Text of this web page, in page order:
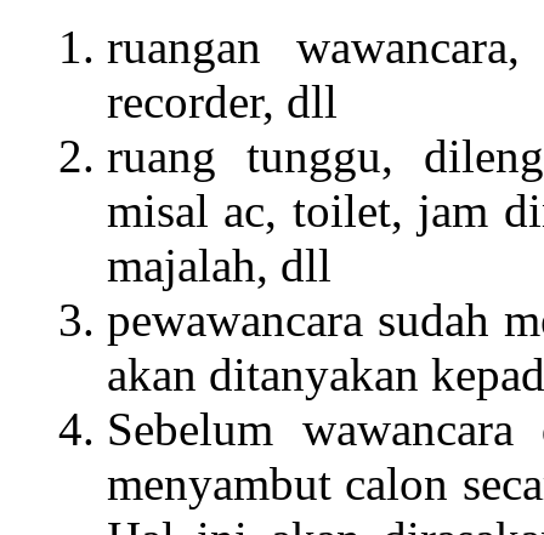
ruangan
recorder, dll
ruang tunggu,
misal ac, toilet, jam
majalah, dll
pewawancara sudah
akan ditanyakan
Sebelum
menyambut calon